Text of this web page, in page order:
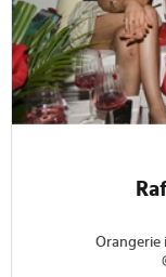
Orangerie